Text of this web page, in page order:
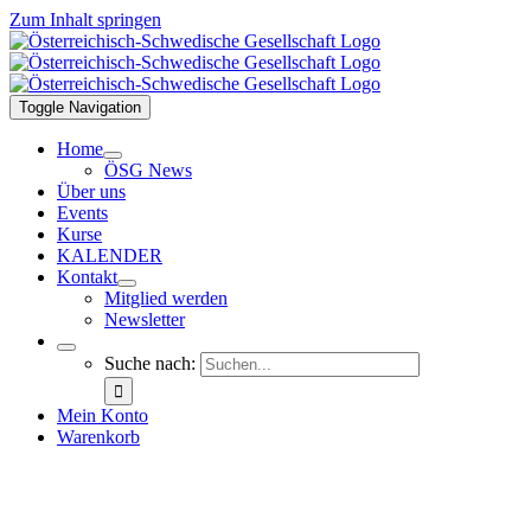
Zum Inhalt springen
Toggle Navigation
Home
ÖSG News
Über uns
Events
Kurse
KALENDER
Kontakt
Mitglied werden
Newsletter
Suche nach:
Mein Konto
Warenkorb